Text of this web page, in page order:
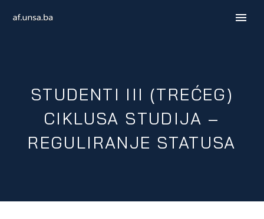
STUDENTI III (TREĆEG)
CIKLUSA STUDIJA –
REGULIRANJE STATUSA